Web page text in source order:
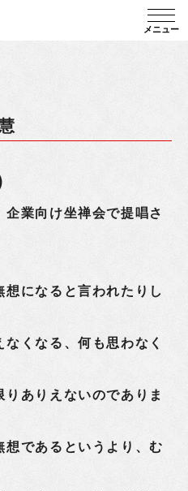
メニュー
業向け坐禅会で提唱さ
になると言われたりし
くなる、何も思わなく
ありえないのでありま
であるというより、む